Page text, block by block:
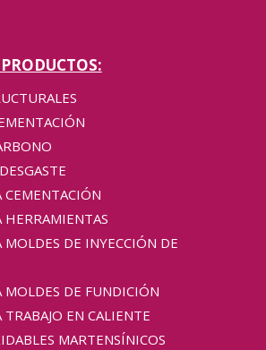
CEMENTACIÓN
HERRAMIENTAS
MOLDES DE INYECCIÓN DE
MOLDES DE FUNDICIÓN
TRABAJO EN CALIENTE
MARTENSÍNICOS